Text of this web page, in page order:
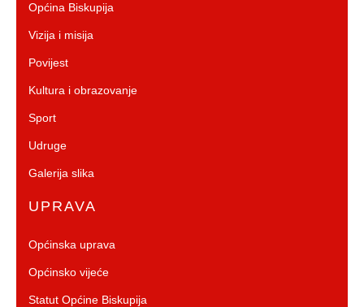
Općina Biskupija
Vizija i misija
Povijest
Kultura i obrazovanje
Sport
Udruge
Galerija slika
UPRAVA
Općinska uprava
Općinsko vijeće
Statut Općine Biskupija